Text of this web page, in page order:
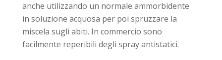
anche utilizzando un normale ammorbidente
in soluzione acquosa per poi spruzzare la
miscela sugli abiti. In commercio sono
facilmente reperibili degli spray antistatici.